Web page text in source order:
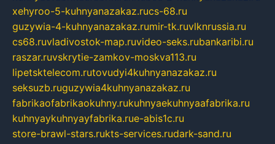
xehyroo-5-kuhnyanazakaz.rucs-68.ru
guzywia-4-kuhnyanazakaz.rumir-tk.ruvlknrussia.ru
cs68.ruvladivostok-map.ruvideo-seks.rubankaribi.ru
raszar.ruvskrytie-zamkov-moskva113.ru
lipetsktelecom.rutovudyi4kuhnyanazakaz.ru
seksuzb.ruguzywia4kuhnyanazakaz.ru
fabrikaofabrikaokuhny.rukuhnyaekuhnyaafabrika.ru
kuhnyaykuhnyayfabrika.rue-abis1c.ru
store-brawl-stars.rukts-services.rudark-sand.ru